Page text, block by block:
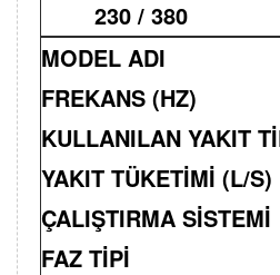
230 / 380
MODEL ADI
FREKANS (HZ)
KULLANILAN YAKIT
YAKIT TÜKETİMİ (L/S)
ÇALIŞTIRMA SİSTEMİ
FAZ TİPİ